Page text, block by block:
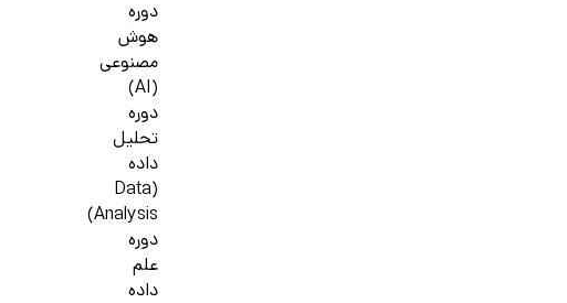
دوره
هوش
مصنوعی
(AI)
دوره
تحلیل
داده
(Data
Analysis)
دوره
علم
داده